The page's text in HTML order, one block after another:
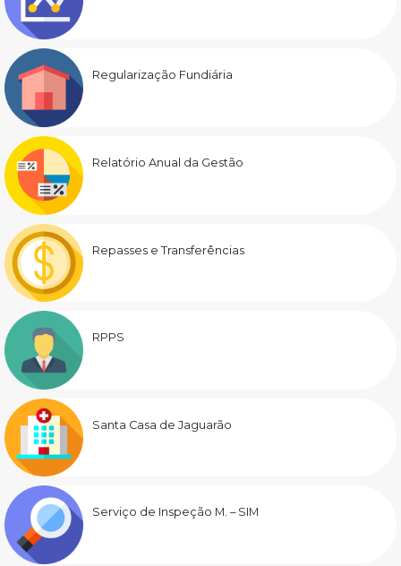
Regularização Fundiária
Relatório Anual da Gestão
Repasses e Transferências
RPPS
Santa Casa de Jaguarão
Serviço de Inspeção M. – SIM